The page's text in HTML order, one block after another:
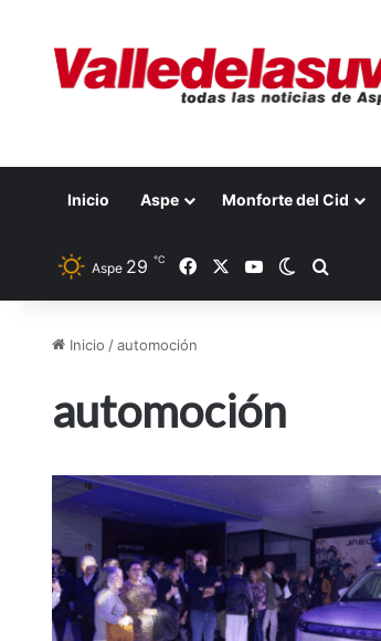
Inicio Aspe Monforte del Cid
Aspe 29 ℃ FacebookYouTubeSwitch skin
Inicio /automoción
automoción